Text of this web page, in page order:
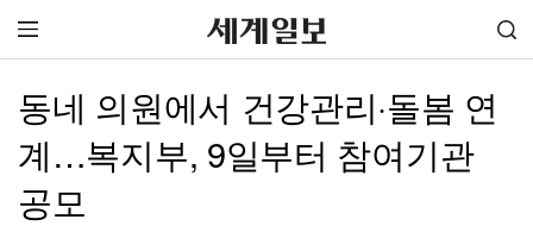
동네 의원에서 건강관리·돌봄 연
계…복지부, 9일부터 참여기관
공모